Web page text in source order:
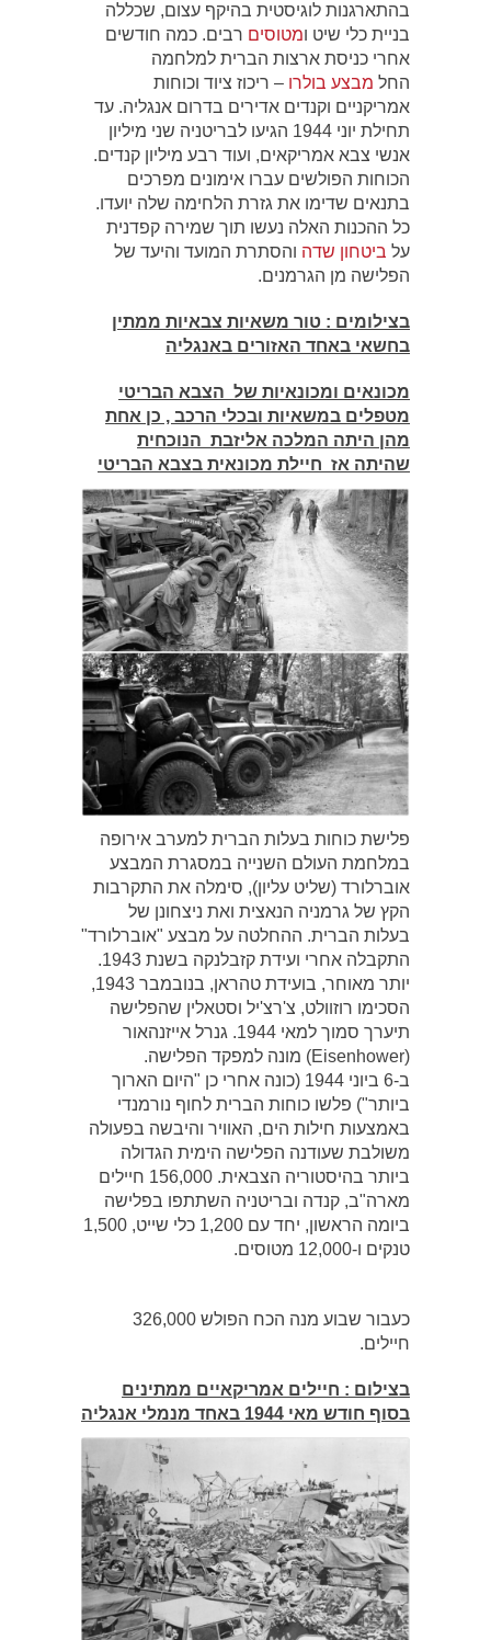
בהתארגנות לוגיסטית בהיקף עצום, שכללה
בניית כלי שיט ומטוסים רבים. כמה חודשים
אחרי כניסת ארצות הברית למלחמה
החל מבצע בולרו – ריכוז ציוד וכוחות
אמריקניים וקנדים אדירים בדרום אנגליה. עד
תחילת יוני 1944 הגיעו לבריטניה שני מיליון
אנשי צבא אמריקאים, ועוד רבע מיליון קנדים.
הכוחות הפולשים עברו אימונים מפרכים
בתנאים שדימו את גזרת הלחימה שלה יועדו.
כל ההכנות האלה נעשו תוך שמירה קפדנית
על ביטחון שדה והסתרת המועד והיעד של
הפלישה מן הגרמנים.
בצילומים : טור משאיות צבאיות ממתין
בחשאי באחד האזורים באנגליה
מכונאים ומכונאיות של הצבא הבריטי
מטפלים במשאיות ובכלי הרכב , כן אחת
מהן היתה המלכה אליזבת הנוכחית
שהיתה אז חיילת מכונאית בצבא הבריטי
פלישת כוחות בעלות הברית למערב אירופה
במלחמת העולם השנייה במסגרת המבצע
אוברלורד (שליט עליון), סימלה את התקרבות
הקץ של גרמניה הנאצית ואת ניצחונן של
בעלות הברית. ההחלטה על מבצע "אוברלורד"
התקבלה אחרי ועידת קזבלנקה בשנת 1943.
יותר מאוחר, בועידת טהראן, בנובמבר 1943,
הסכימו רוזוולט, צ'רצ'יל וסטאלין שהפלישה
תיערך סמוך למאי 1944. גנרל אייזנהאור
(Eisenhower) מונה למפקד הפלישה.
ב-6 ביוני 1944 (כונה אחרי כן "היום הארוך
ביותר") פלשו כוחות הברית לחוף נורמנדי
באמצעות חילות הים, האוויר והיבשה בפעולה
משולבת שעודנה הפלישה הימית הגדולה
ביותר בהיסטוריה הצבאית. 156,000 חיילים
מארה"ב, קנדה ובריטניה השתתפו בפלישה
ביומה הראשון, יחד עם 1,200 כלי שייט, 1,500
טנקים ו-12,000 מטוסים.
כעבור שבוע מנה הכח הפולש 326,000
חיילים.
בצילום : חיילים אמריקאיים ממתינים
בסוף חודש מאי 1944 באחד מנמלי אנגליה